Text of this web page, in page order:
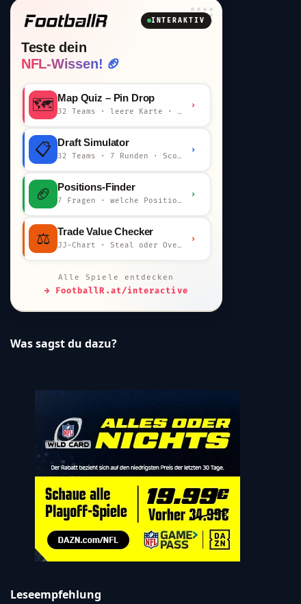
INTERAKTIV
Teste dein
NFL-Wissen! 🏈
🗺️ Map Quiz – Pin Drop
32 Teams · leere Karte · km-Wertung
›
📋 Draft Simulator
32 Teams · 7 Runden · Scout-Kommentar
›
🏈 Positions-Finder
7 Fragen · welche Position bist du?
›
⚖️ Trade Value Checker
JJ-Chart · Steal oder Overpay?
›
Alle Spiele entdecken
→ FootballR.at/interactive
Was sagst du dazu?
Leseempfehlung